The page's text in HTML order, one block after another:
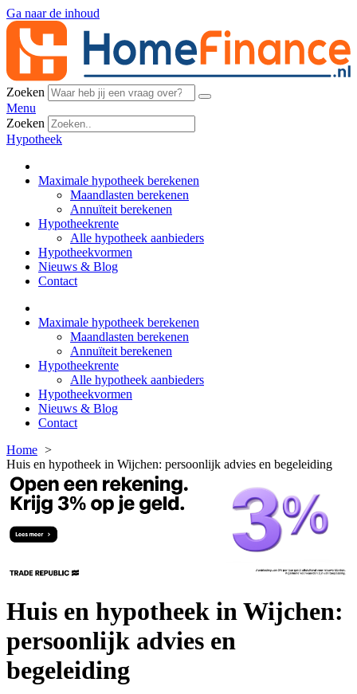
Ga naar de inhoud
Zoeken
Menu
Zoeken
Hypotheek
Maximale hypotheek berekenen
Maandlasten berekenen
Annuïteit berekenen
Hypotheekrente
Alle hypotheek aanbieders
Hypotheekvormen
Nieuws & Blog
Contact
Maximale hypotheek berekenen
Maandlasten berekenen
Annuïteit berekenen
Hypotheekrente
Alle hypotheek aanbieders
Hypotheekvormen
Nieuws & Blog
Contact
Home
Huis en hypotheek in Wijchen: persoonlijk advies en begeleiding
Huis en hypotheek in Wijchen:
persoonlijk advies en
begeleiding